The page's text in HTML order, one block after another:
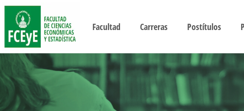
Facultad Carreras Postítulos